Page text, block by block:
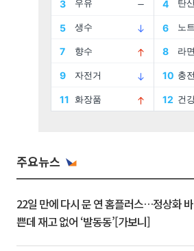
주요뉴스
22일 만에 다시 문 연 홈플러스…정상화 바
쁜데 재고 없어 ‘발동동’[가보니]